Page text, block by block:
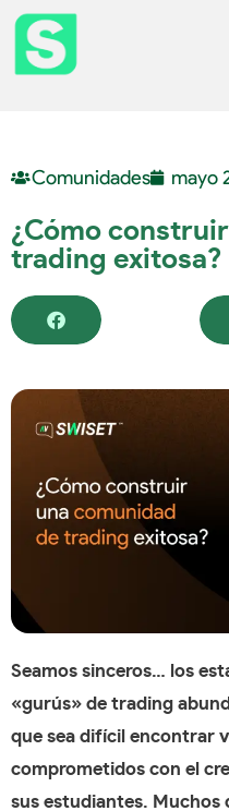
Comunidades mayo
¿Cómo
trading exitosa?
Seamos sinceros… los
«gurús» de trading
que sea difícil encontrar
comprometidos con el
sus estudiantes. Muchos